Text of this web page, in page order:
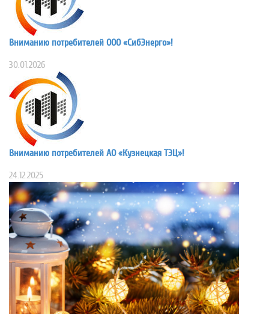
Вниманию потребителей ООО «СибЭнерго»!
30.01.2026
Вниманию потребителей АО «Кузнецкая ТЭЦ»!
24.12.2025